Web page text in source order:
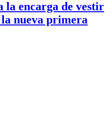
la encarga de vestir
nueva primera